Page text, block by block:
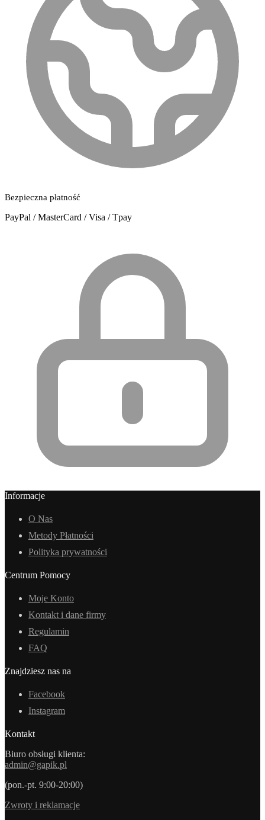
Bezpieczna płatność
PayPal / MasterCard / Visa / Tpay
Informacje
O Nas
Metody Płatności
Polityka prywatności
Centrum Pomocy
Moje Konto
Kontakt i dane firmy
Regulamin
FAQ
Znajdziesz nas na
Facebook
Instagram
Kontakt
Biuro obsługi klienta:
admin@gapik.pl
(pon.-pt. 9:00-20:00)
Zwroty i reklamacje